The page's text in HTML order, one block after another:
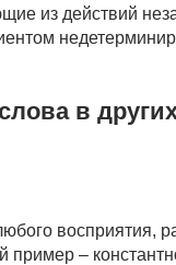
из действий
в
восприятия,
–